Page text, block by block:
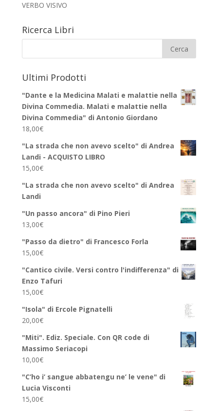
VERBO VISIVO
Ricerca Libri
Ultimi Prodotti
"Dante e la Medicina Malati e malattie nella
Divina Commedia. Malati e malattie nella
Divina Commedia" di Antonio Giordano
18,00€
"La strada che non avevo scelto" di Andrea
Landi - ACQUISTO LIBRO
15,00€
"La strada che non avevo scelto" di Andrea
Landi
"Un passo ancora" di Pino Pieri
13,00€
"Passo da dietro" di Francesco Forla
15,00€
"Cantico civile. Versi contro l'indifferenza" di
Enzo Tafuri
15,00€
"Isola" di Ercole Pignatelli
20,00€
"Miti". Ediz. Speciale. Con QR code di
Massimo Seriacopi
10,00€
"C’ho i’ sangue abbatengu ne’ le vene" di
Lucia Visconti
15,00€